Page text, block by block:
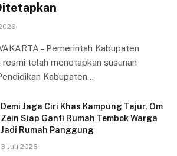
– Pemerintah Kabupaten
resmi telah menetapkan susunan
Kabupaten…
Demi Jaga Ciri Khas Kampung Tajur, Om
Zein Siap Ganti Rumah Tembok Warga
Jadi Rumah Panggung
3 Juli 2026